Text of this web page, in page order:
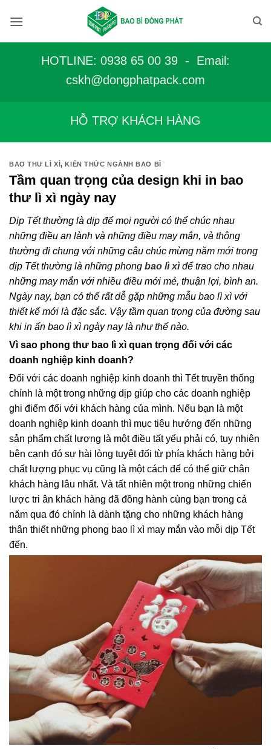
qua
HOTLINE: 0938 65 00 39 - Email:
cskh@dongphatpack.com
HỖ TRỢ KHÁCH HÀNG
BAO THƯ LÌ XÌ,KIẾN THỨC NGÀNH BAO BÌ
Tầm quan trọng của design khi in bao
thư lì xì ngày nay
Dịp Tết thường là dịp để mọi người có thể chúc nhau
những điều an lành và những điều may mắn, và thông
thường đi chung với những câu chúc mừng năm mới trong
dịp Tết thường là những phong bao lì xìđể trao cho nhau
những may mắn với nhiều điều mới mẻ, thuận lợi, bình an.
Ngày nay, bạn có thể rất dễ gặp những mẫu bao lì xì với
thiết kế mới là đặc sắc. Vậy tầm quan trọng của đường sau
khi in ấn bao lì xì ngày nay là như thế nào.
Vì sao phong thư bao lì xì quan trọng đối với các
doanh nghiệp kinh doanh?
Đối với các doanh nghiệp kinh doanh thì Tết truyền thống
chính là một trong những dịp giúp cho các doanh nghiệp
ghi điểm đối với khách hàng của mình. Nếu bạn là một
doanh nghiệp kinh doanh thì mục tiêu hướng đến những
sản phẩm chất lượng là một điều tất yếu phải có, tuy nhiên
bên cạnh đó sự hài lòng tuyệt đối từ phía khách hàng bởi
chất lượng phục vụ cũng là một cách để có thể giữ chân
khách hàng lâu nhất. Và tất nhiên một trong những chiến
lược tri ân khách hàng đã đồng hành cùng bạn trong cả
năm qua đó chính là dành tặng cho những khách hàng
thân thiết những phong bao lì xì may mắn vào mỗi dịp Tết
đến.